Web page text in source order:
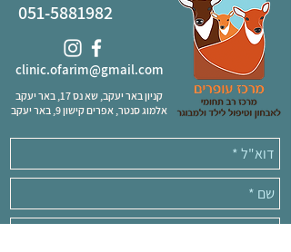
קניון באר יעקב, שא נס 17, באר יעקב
אלמוג סנטר, אפרים קישון 9, באר יעקב
clinic.ofarim@gmail.com
051-5881982